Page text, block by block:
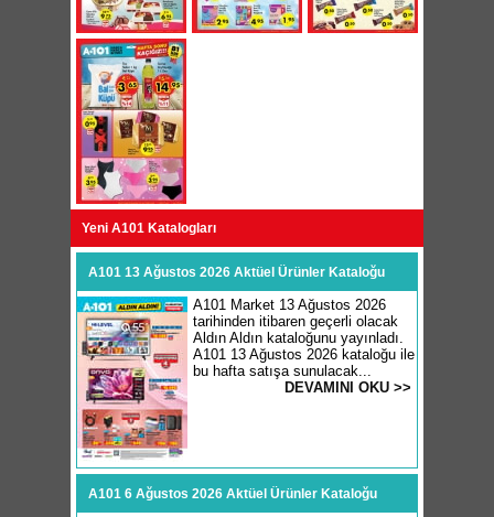
Yeni A101 Katalogları
A101 13 Ağustos 2026 Aktüel Ürünler Kataloğu
A101 Market 13 Ağustos 2026
tarihinden itibaren geçerli olacak
Aldın Aldın kataloğunu yayınladı.
A101 13 Ağustos 2026 kataloğu ile
bu hafta satışa sunulacak...
DEVAMINI OKU >>
A101 6 Ağustos 2026 Aktüel Ürünler Kataloğu